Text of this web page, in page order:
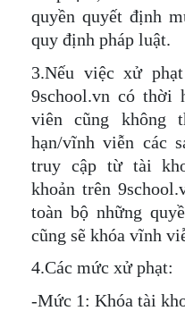
quyền quyết định
quy định pháp luật.
3.Nếu việc xử
9school.vn có thời
viên cũng không
hạn/vĩnh viễn các
truy cập từ tài
khoản trên
toàn bộ những
cũng sẽ khóa vĩnh
4.Các mức xử phạt:
-Mức 1: Khóa tài